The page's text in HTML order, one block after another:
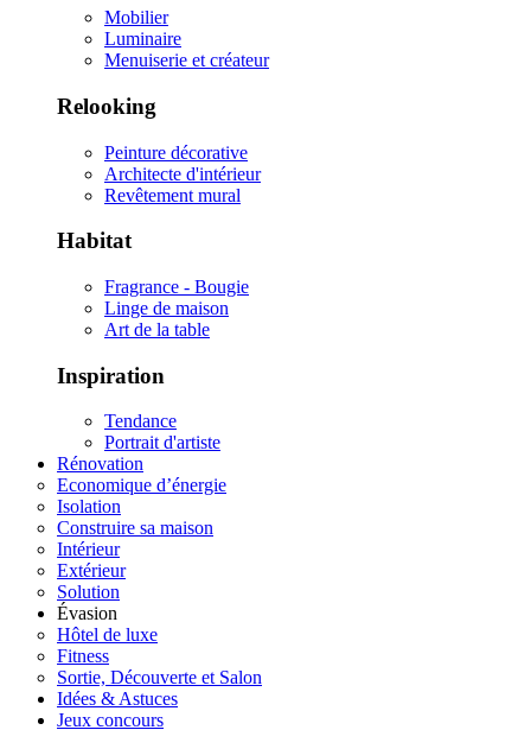
Mobilier
Luminaire
Menuiserie et créateur
Relooking
Peinture décorative
Architecte d'intérieur
Revêtement mural
Habitat
Fragrance - Bougie
Linge de maison
Art de la table
Inspiration
Tendance
Portrait d'artiste
Rénovation
Economique d’énergie
Isolation
Construire sa maison
Intérieur
Extérieur
Solution
Évasion
Hôtel de luxe
Fitness
Sortie, Découverte et Salon
Idées & Astuces
Jeux concours